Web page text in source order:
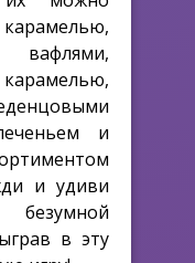
вафлями,
и
и удиви
безумной
в эту